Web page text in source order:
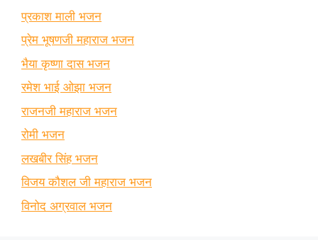
प्रकाश माली भजन
प्रेम भूषणजी महाराज भजन
भैया कृष्णा दास भजन
रमेश भाई ओझा भजन
राजनजी महाराज भजन
रोमी भजन
लखबीर सिंह भजन
विजय कौशल जी महाराज भजन
विनोद अग्रवाल भजन